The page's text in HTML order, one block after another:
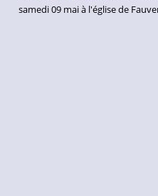
samedi 09 mai à l'église de